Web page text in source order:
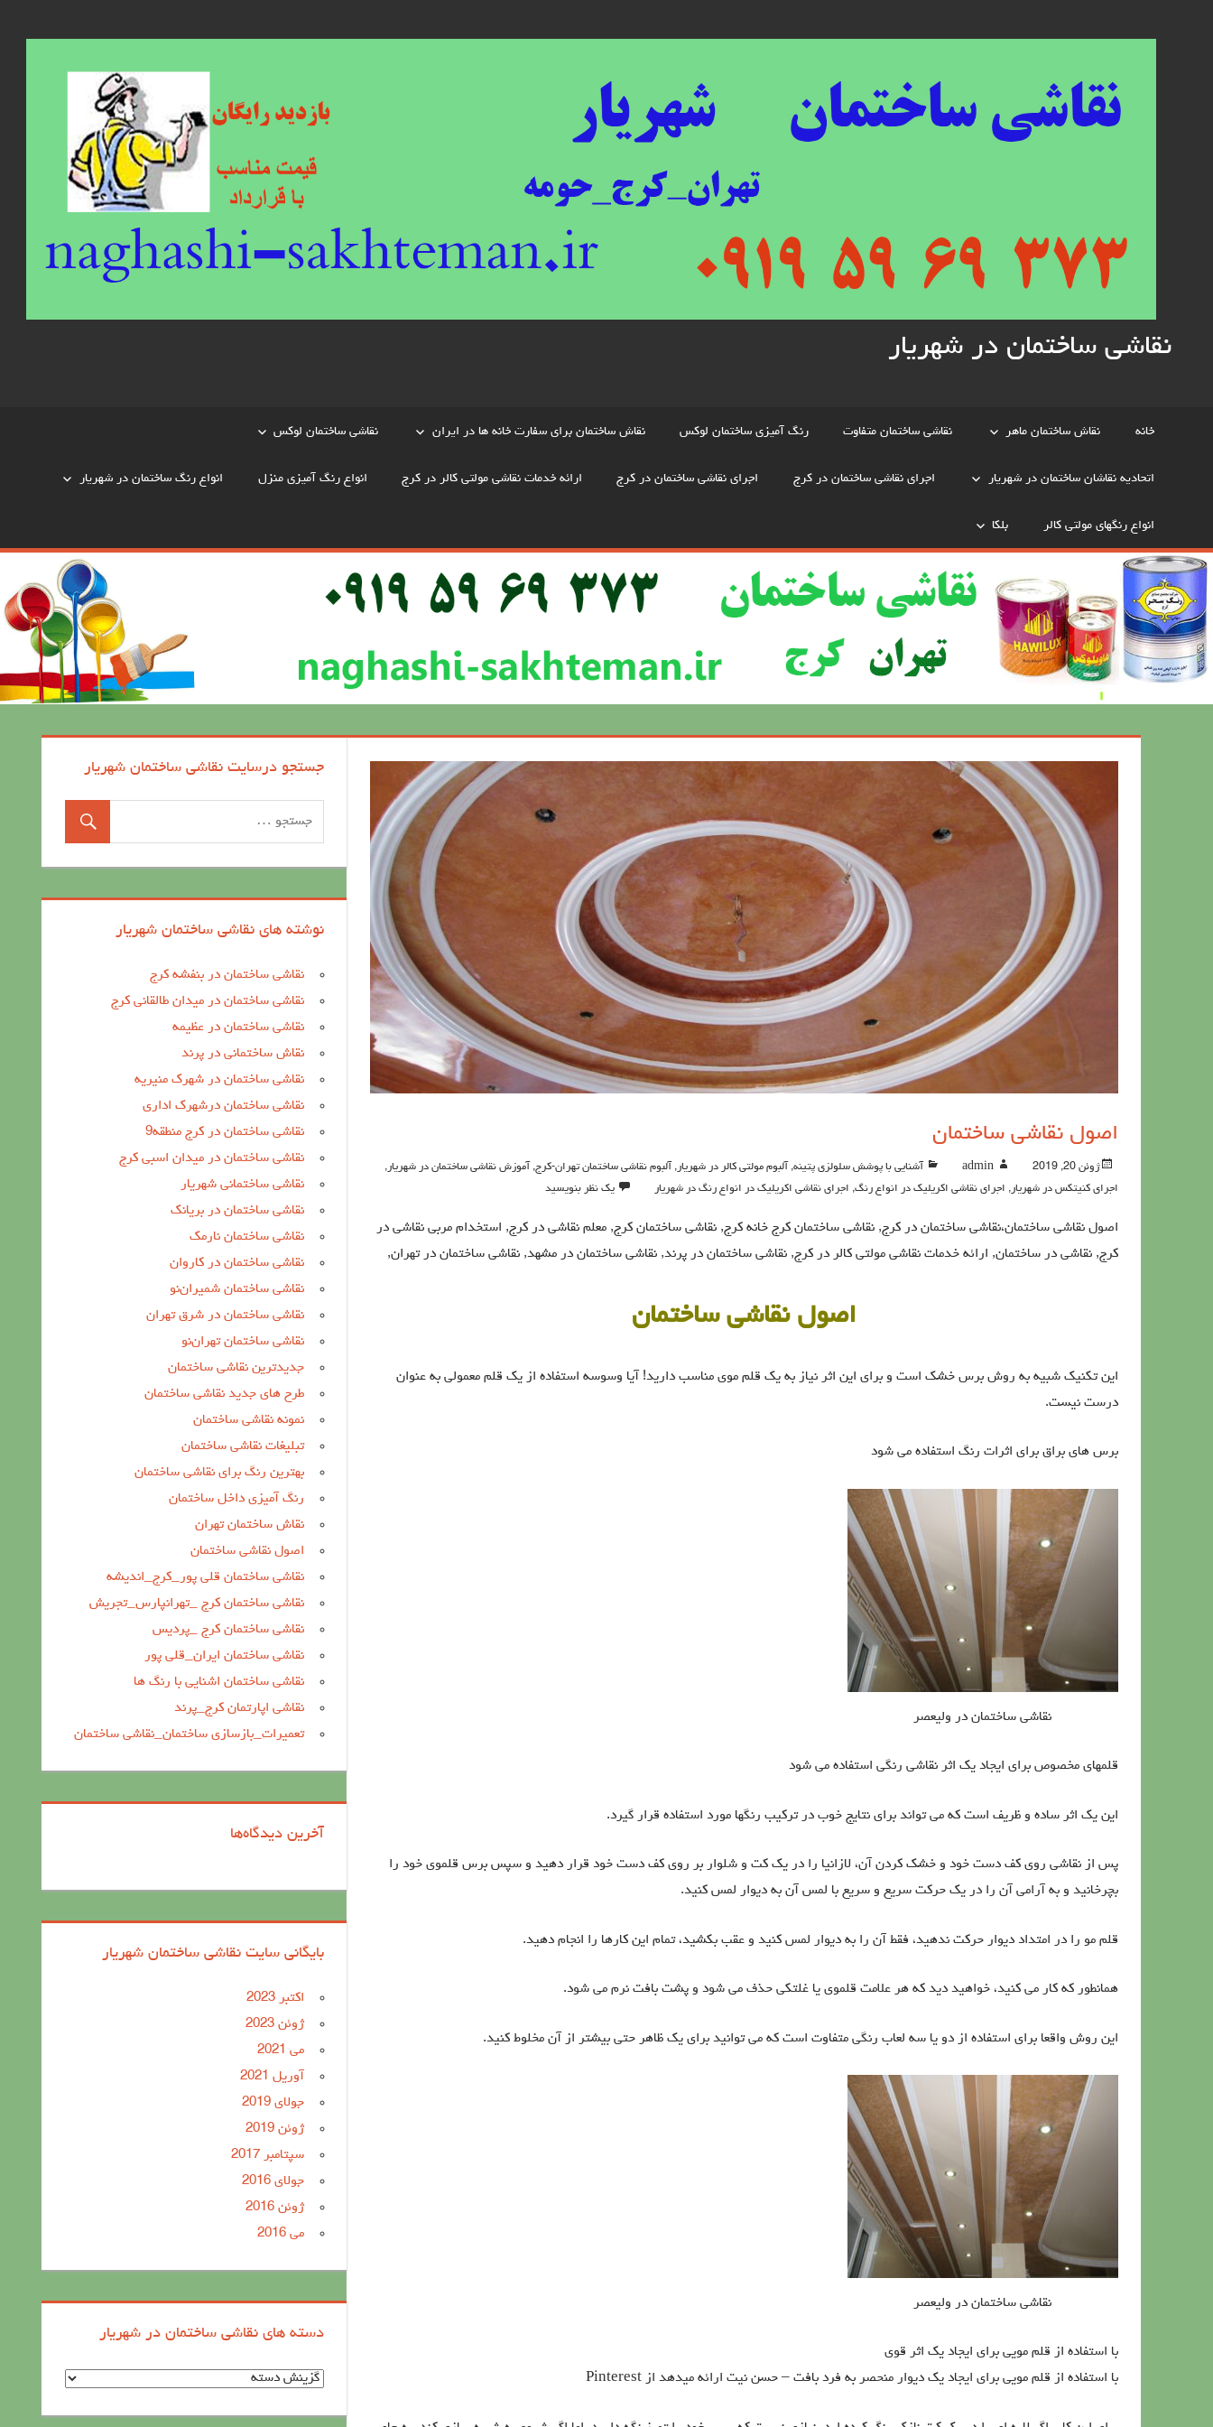
نقاشی ساختمان در شهریار
خانه نقاش ساختمان ماهر نقاشی ساختمان متفاوت رنگ آمیزی ساختمان لوکس نقاش ساختمان برای سفارت خانه ها در ایران نقاشی ساختمان لوکس
اتحادیه نقاشان ساختمان در شهریار اجرای نقاشی ساختمان در کرج اجرای نقاشی ساختمان در کرج ارائه خدمات نقاشی مولتی کالر در کرج انواع رنگ آمیزی منزل انواع رنگ ساختمان در شهریار
انواع رنگهای مولتی کالر بلکا
اصول نقاشی ساختمان
ژوئن 20, 2019 admin آشنايي با پوشش سلولزي پتينه, آلبوم مولتی کالر در شهریار, آلبوم نقاشی ساختمان تهران-کرج, آموزش نقاشی ساختمان در شهریار,
اجرای کنیتکس در شهریار, اجرای نقاشی اکریلیک در انواع رنگ, اجرای نقاشی اکریلیک در انواع رنگ در شهریار یک نظر بنویسید
اصول نقاشی ساختمان،نقاشی ساختمان در کرج, نقاشی ساختمان کرج خانه کرج, نقاشی ساختمان کرج, معلم نقاشی در کرج, استخدام مربی نقاشی در
کرج, نقاشی در ساختمان, ارائه خدمات نقاشی مولتی کالر در کرج, نقاشی ساختمان در پرند, نقاشی ساختمان در مشهد, نقاشی ساختمان در تهران,
اصول نقاشی ساختمان
این تکنیک شبیه به روش برس خشک است و برای این اثر نیاز به یک قلم موی مناسب دارید! آیا وسوسه استفاده از یک قلم معمولی به عنوان
درست نیست.
برس های براق برای اثرات رنگ استفاده می شود
نقاشی ساختمان در ولیعصر
قلمهای مخصوص برای ایجاد یک اثر نقاشی رنگی استفاده می شود
این یک اثر ساده و ظریف است که می تواند برای نتایج خوب در ترکیب رنگها مورد استفاده قرار گیرد.
پس از نقاشی روی کف دست خود و خشک کردن آن، لازانیا را در یک کت و شلوار بر روی کف دست خود قرار دهید و سپس برس قلموی خود را
بچرخانید و به آرامی آن را در یک حرکت سریع و سریع با لمس آن به دیوار لمس کنید.
قلم مو را در امتداد دیوار حرکت ندهید، فقط آن را به دیوار لمس کنید و عقب بکشید، تمام این کارها را انجام دهید.
همانطور که کار می کنید، خواهید دید که هر علامت قلموی یا غلتکی حذف می شود و پشت بافت نرم می شود.
این روش واقعا برای استفاده از دو یا سه لعاب رنگی متفاوت است که می توانید برای یک ظاهر حتی بیشتر از آن مخلوط کنید.
نقاشی ساختمان در ولیعصر
با استفاده از قلم مویی برای ایجاد یک اثر قوی
با استفاده از قلم مویی برای ایجاد یک دیوار منحصر به فرد بافت – حسن نیت ارائه میدهد از Pinterest
جستجو درسایت نقاشی ساختمان شهریار
نوشته های نقاشی ساختمان شهریار
نقاشی ساختمان در بنفشه کرج
نقاشی ساختمان در میدان طالقانی کرج
نقاشی ساختمان در عظیمه
نقاش ساختمانی در پرند
نقاشی ساختمان در شهرک منیریه
نقاشی ساختمان درشهرک اداری
نقاشی ساختمان در کرج منطقه9
نقاشی ساختمان در میدان اسبی کرج
نقاشی ساختمانی شهریار
نقاشی ساختمان در بریانک
نقاشی ساختمان نارمک
نقاشی ساختمان در کاروان
نقاشی ساختمان شمیران‌نو
نقاشی ساختمان در شرق تهران
نقاشی ساختمان تهران‌نو
جدیدترین نقاشی ساختمان
طرح های جدید نقاشی ساختمان
نمونه نقاشی ساختمان
تبلیغات نقاشی ساختمان
بهترین رنگ برای نقاشی ساختمان
رنگ آمیزی داخل ساختمان
نقاش ساختمان تهران
اصول نقاشی ساختمان
نقاشی ساختمان قلی پور_کرج_اندیشه
نقاشی ساختمان کرج _تهرانپارس_تجریش
نقاشی ساختمان کرج _پردیس
نقاشی ساختمان ایران_قلی پور
نقاشی ساختمان اشنایی با رنگ ها
نقاشی اپارتمان کرج_پرند
تعمیرات_بازسازی ساختمان_نقاشی ساختمان
آخرین دیدگاه‌ها
بایگانی سایت نقاشی ساختمان شهریار
اکتبر 2023
ژوئن 2023
می 2021
آوریل 2021
جولای 2019
ژوئن 2019
سپتامبر 2017
جولای 2016
ژوئن 2016
می 2016
دسته های نقاشی ساختمان در شهریار
د